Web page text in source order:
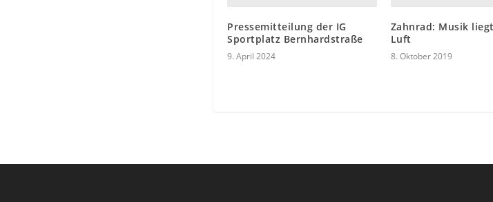
Pressemitteilung der IG
Sportplatz Bernhardstraße
9. April 2024
Zahnrad: Musik
Luft
8. Oktober 2019